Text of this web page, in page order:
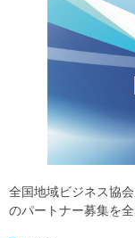
全国地域ビジネス協
のパートナー募集を